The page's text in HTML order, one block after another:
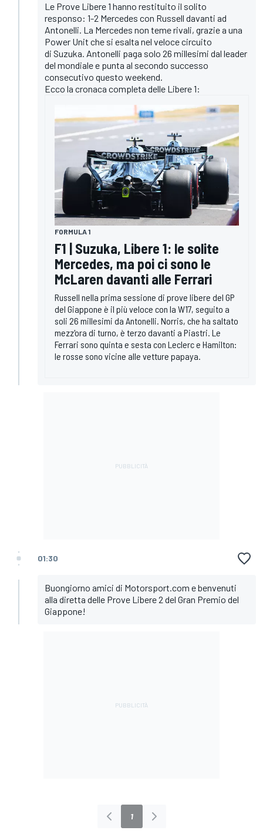
Le Prove Libere 1 hanno restituito il solito
responso: 1-2 Mercedes con Russell davanti ad
Antonelli. La Mercedes non teme rivali, grazie a una
Power Unit che si esalta nel veloce circuito
di Suzuka. Antonelli paga solo 26 millesimi dal leader
del mondiale e punta al secondo successo
consecutivo questo weekend.
Ecco la cronaca completa delle Libere 1:
FORMULA 1
F1 | Suzuka, Libere 1: le solite
Mercedes, ma poi ci sono le
McLaren davanti alle Ferrari
Russell nella prima sessione di prove libere del GP
del Giappone è il più veloce con la W17, seguito a
soli 26 millesimi da Antonelli. Norris, che ha saltato
mezz'ora di turno, è terzo davanti a Piastri. Le
Ferrari sono quinta e sesta con Leclerc e Hamilton:
le rosse sono vicine alle vetture papaya.
01:30
Buongiorno amici di Motorsport.com e benvenuti
alla diretta delle Prove Libere 2 del Gran Premio del
Giappone!
1